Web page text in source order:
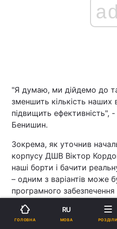
ad
"Я думаю, ми дійдемо до
зменшить кількість наших
підвищить ефективність",
Бенишин.
Зокрема, як уточнив
корпусу ДШВ Віктор
наші борти і бачити
– одним з варіантів може
програмного
Mission control".
ГОЛОВНА
RU
МОВА РОЗДІЛИ